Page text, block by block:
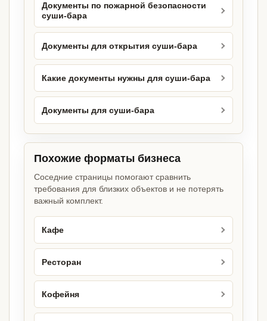
Документы по пожарной безопасности
суши-бара
Документы для открытия суши-бара
Какие документы нужны для суши-бара
Документы для суши-бара
Похожие форматы бизнеса
Соседние страницы помогают сравнить
требования для близких объектов и не потерять
важный комплект.
Кафе
Ресторан
Кофейня